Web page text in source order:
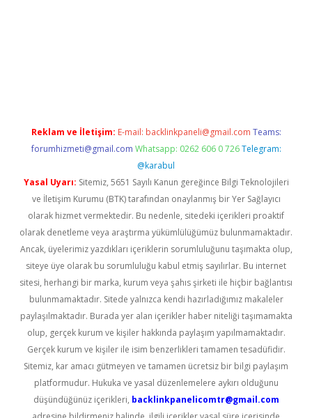
Reklam ve İletişim: E-mail: backlinkpaneli@gmail.com Teams:
forumhizmeti@gmail.com Whatsapp: 0262 606 0 726 Telegram:
@karabul
Yasal Uyarı: Sitemiz, 5651 Sayılı Kanun gereğince Bilgi Teknolojileri
ve İletişim Kurumu (BTK) tarafından onaylanmış bir Yer Sağlayıcı
olarak hizmet vermektedir. Bu nedenle, sitedeki içerikleri proaktif
olarak denetleme veya araştırma yükümlülüğümüz bulunmamaktadır.
Ancak, üyelerimiz yazdıkları içeriklerin sorumluluğunu taşımakta olup,
siteye üye olarak bu sorumluluğu kabul etmiş sayılırlar. Bu internet
sitesi, herhangi bir marka, kurum veya şahıs şirketi ile hiçbir bağlantısı
bulunmamaktadır. Sitede yalnızca kendi hazırladığımız makaleler
paylaşılmaktadır. Burada yer alan içerikler haber niteliği taşımamakta
olup, gerçek kurum ve kişiler hakkında paylaşım yapılmamaktadır.
Gerçek kurum ve kişiler ile isim benzerlikleri tamamen tesadüfidir.
Sitemiz, kar amacı gütmeyen ve tamamen ücretsiz bir bilgi paylaşım
platformudur. Hukuka ve yasal düzenlemelere aykırı olduğunu
düşündüğünüz içerikleri, backlinkpanelicomtr@gmail.com